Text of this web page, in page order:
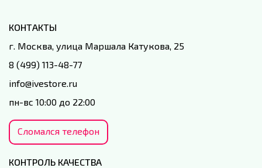
КОНТАКТЫ
г. Москва, улица Маршала Катукова, 25
8 (499) 113-48-77
info@ivestore.ru
пн-вс 10:00 до 22:00
Сломался телефон
КОНТРОЛЬ КАЧЕСТВА